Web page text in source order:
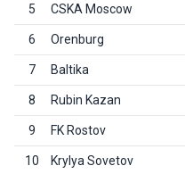
5 CSKA Moscow
6 Orenburg
7 Baltika
8 Rubin Kazan
9 FK Rostov
10 Krylya Sovetov